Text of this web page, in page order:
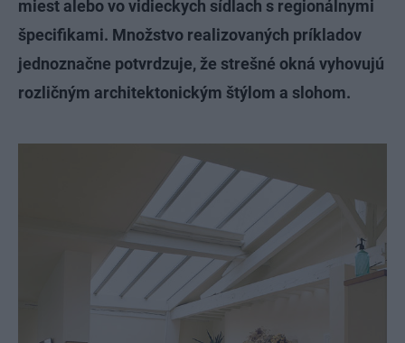
miest alebo vo vidieckych sídlach s regionálnymi
špecifikami. Množstvo realizovaných príkladov
jednoznačne potvrdzuje, že strešné okná vyhovujú
rozličným architektonickým štýlom a slohom.